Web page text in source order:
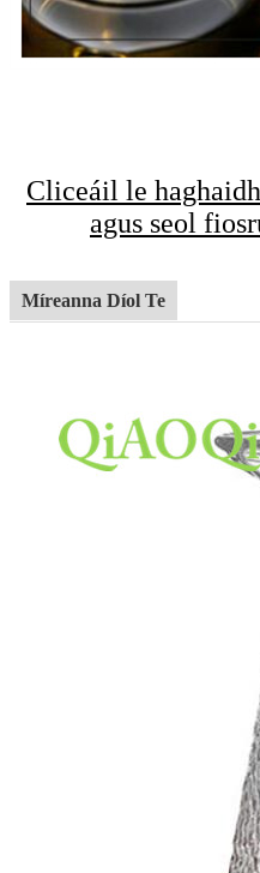
Cliceáil le
agus seol
Míreanna Díol Te